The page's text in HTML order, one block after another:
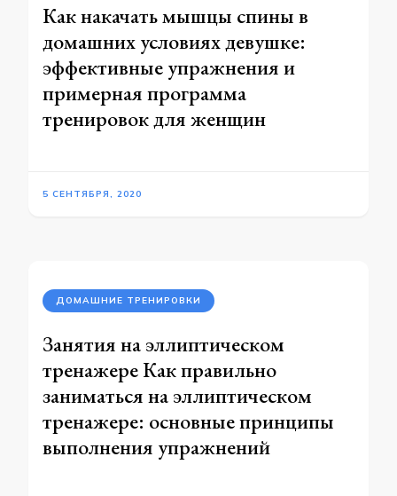
Как накачать мышцы спины в
домашних условиях девушке:
эффективные упражнения и
примерная программа
тренировок для женщин
5 СЕНТЯБРЯ, 2020
ДОМАШНИЕ ТРЕНИРОВКИ
Занятия на эллиптическом
тренажере Как правильно
заниматься на эллиптическом
тренажере: основные принципы
выполнения упражнений